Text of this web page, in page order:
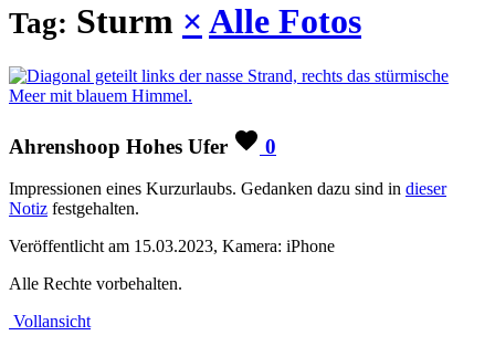
Tag: Sturm × Alle Fotos
Ahrenshoop Hohes Ufer 0
Impressionen eines Kurzurlaubs. Gedanken dazu sind in dieser
Notiz festgehalten.
Veröffentlicht am 15.03.2023, Kamera: iPhone
Alle Rechte vorbehalten.
Vollansicht